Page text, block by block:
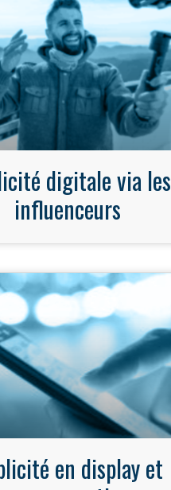
digitale via les
influenceurs
en display et